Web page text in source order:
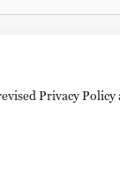
Privacy Policy